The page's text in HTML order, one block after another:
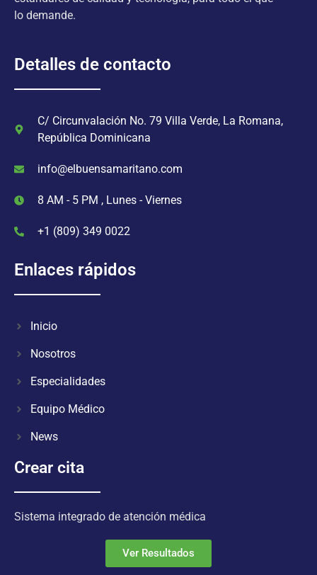
lo demande.
Detalles de contacto
C/ Circunvalación No. 79 Villa Verde, La Romana,
República Dominicana
info@elbuensamaritano.com
8 AM - 5 PM , Lunes - Viernes
+1 (809) 349 0022
Enlaces rápidos
Inicio
Nosotros
Especialidades
Equipo Médico
News
Crear cita
Sistema integrado de atención médica
Ver Resultados